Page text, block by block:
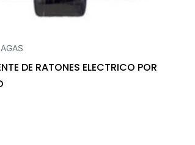
DE RATONES ELECTRICO POR